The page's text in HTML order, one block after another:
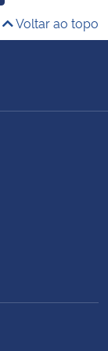
Voltar ao topo